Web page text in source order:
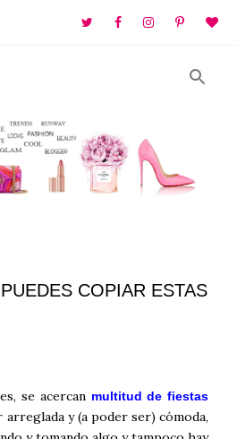
principal
COPIAR ESTAS
se acercan multitud de fiestas
arreglada y (a poder ser) cómoda,